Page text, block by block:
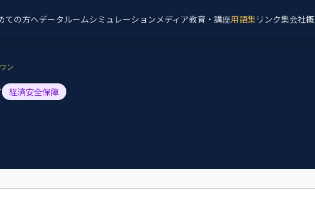
ての方へデータルームシミュレーションメディア教育・講座用語集 リンク集会社
ン
経済安全保障